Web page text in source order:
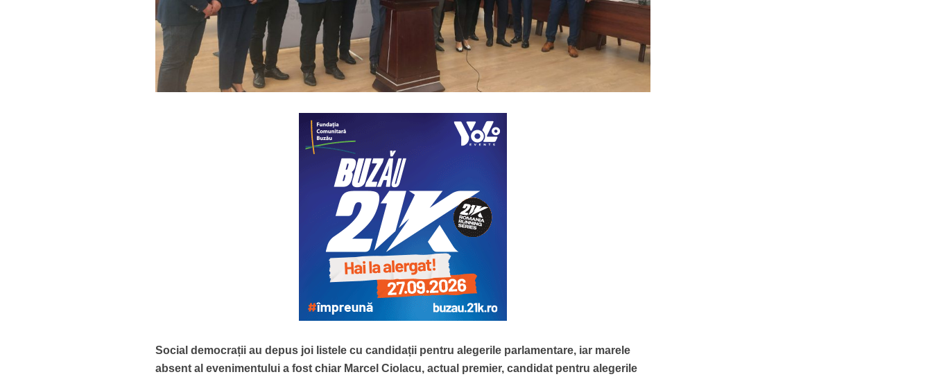
Social democrații au depus joi listele cu candidații pentru alegerile parlamentare, iar marele
absent al evenimentului a fost chiar Marcel Ciolacu, actual premier, candidat pentru alegerile